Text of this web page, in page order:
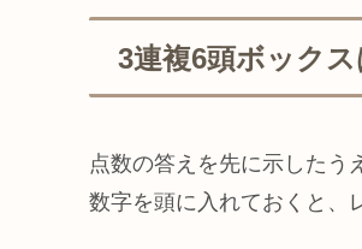
3連複6頭ボック
点数の答えを先に示したう
数字を頭に入れておくと、